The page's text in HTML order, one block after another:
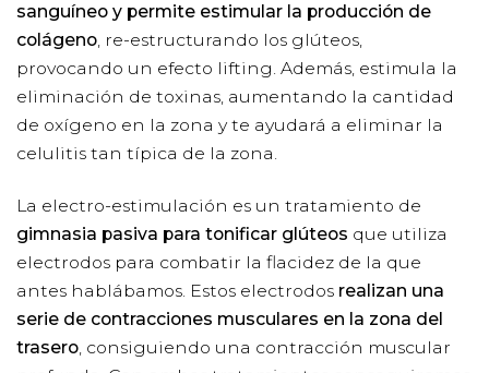
sanguíneo y permite estimular la producción de
colágeno, re-estructurando los glúteos,
provocando un efecto lifting. Además, estimula la
eliminación de toxinas, aumentando la cantidad
de oxígeno en la zona y te ayudará a eliminar la
celulitis tan típica de la zona.
La electro-estimulación es un tratamiento de
gimnasia pasiva para tonificar glúteos que utiliza
electrodos para combatir la flacidez de la que
antes hablábamos. Estos electrodos realizan una
serie de contracciones musculares en la zona del
trasero , consiguiendo una contracción muscular